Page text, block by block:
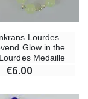
Lourdes
Glow in the
Medaille
€6.00